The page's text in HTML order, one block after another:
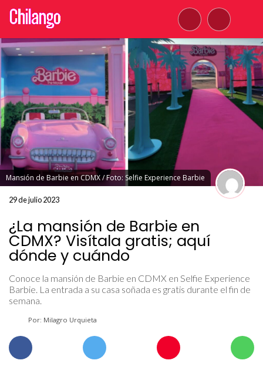
Mansión de Barbie en CDMX / Foto: Selfie Experience Barbie
29 de julio 2023
¿La mansión de Barbie en
CDMX? Visítala gratis; aquí
dónde y cuándo
Conoce la mansión de Barbie en CDMX en Selfie Experience
Barbie. La entrada a su casa soñada es gratis durante el fin de
semana.
Por: Milagro Urquieta